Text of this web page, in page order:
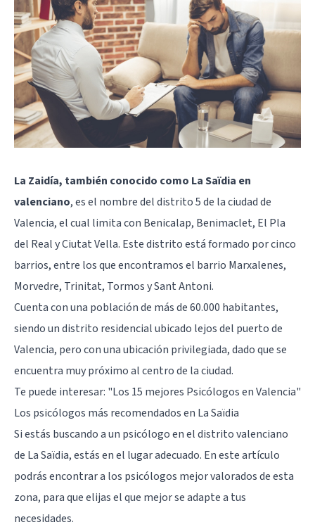
La Zaidía, también conocido como La Saïdia en
valenciano, es el nombre del distrito 5 de la ciudad de
Valencia, el cual limita con Benicalap, Benimaclet, El Pla
del Real y Ciutat Vella. Este distrito está formado por cinco
barrios, entre los que encontramos el barrio Marxalenes,
Morvedre, Trinitat, Tormos y Sant Antoni.
Cuenta con una población de más de 60.000 habitantes,
siendo un distrito residencial ubicado lejos del puerto de
Valencia, pero con una ubicación privilegiada, dado que se
encuentra muy próximo al centro de la ciudad.
Te puede interesar: "Los 15 mejores Psicólogos en Valencia"
Los psicólogos más recomendados en La Saïdia
Si estás buscando a un psicólogo en el distrito valenciano
de La Saïdia, estás en el lugar adecuado. En este artículo
podrás encontrar a los psicólogos mejor valorados de esta
zona, para que elijas el que mejor se adapte a tus
necesidades.